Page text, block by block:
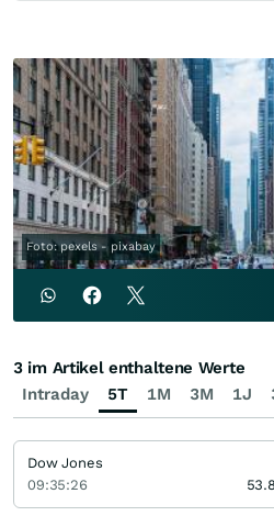
Foto: pexels - pixabay
Intraday 5T 1M 3M 1J
3 im Artikel enthaltene Werte
Dow Jones
09:35:26